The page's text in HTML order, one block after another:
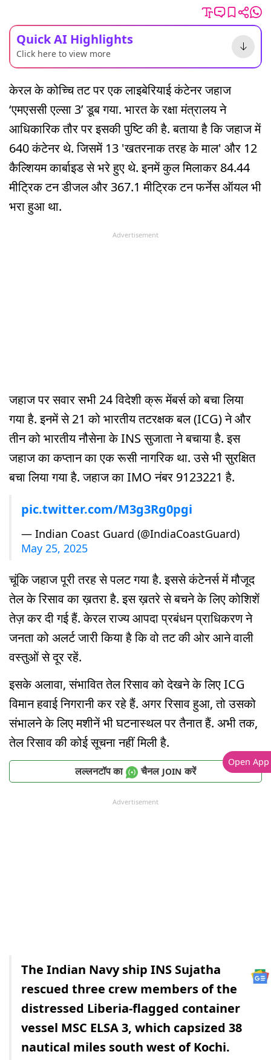
Quick AI Highlights
Click here to view more
केरल के कोच्चि तट पर एक लाइबेरियाई कंटेनर जहाज
‘एमएससी एल्सा 3’ डूब गया. भारत के रक्षा मंत्रालय ने
आधिकारिक तौर पर इसकी पुष्टि की है. बताया है कि जहाज में
640 कंटेनर थे. जिसमें 13 'खतरनाक तरह के माल' और 12
कैल्शियम कार्बाइड से भरे हुए थे. इनमें कुल मिलाकर 84.44
मीट्रिक टन डीजल और 367.1 मीट्रिक टन फर्नेस ऑयल भी
भरा हुआ था.
Advertisement
जहाज पर सवार सभी 24 विदेशी क्रू मेंबर्स को बचा लिया
गया है. इनमें से 21 को भारतीय तटरक्षक बल (ICG) ने और
तीन को भारतीय नौसेना के INS सुजाता ने बचाया है. इस
जहाज का कप्तान का एक रूसी नागरिक था. उसे भी सुरक्षित
बचा लिया गया है. जहाज का IMO नंबर 9123221 है.
pic.twitter.com/M3g3Rg0pgi
— Indian Coast Guard (@IndiaCoastGuard)
May 25, 2025
चूंकि जहाज पूरी तरह से पलट गया है. इससे कंटेनर्स में मौजूद
तेल के रिसाव का ख़तरा है. इस ख़तरे से बचने के लिए कोशिशें
तेज़ कर दी गई हैं. केरल राज्य आपदा प्रबंधन प्राधिकरण ने
जनता को अलर्ट जारी किया है कि वो तट की ओर आने वाली
वस्तुओं से दूर रहें.
इसके अलावा, संभावित तेल रिसाव को देखने के लिए ICG
विमान हवाई निगरानी कर रहे हैं. अगर रिसाव हुआ, तो उसको
संभालने के लिए मशीनें भी घटनास्थल पर तैनात हैं. अभी तक,
तेल रिसाव की कोई सूचना नहीं मिली है.
लल्लनटॉप का चैनल JOIN करें
Advertisement
The Indian Navy ship INS Sujatha
rescued three crew members of the
distressed Liberia-flagged container
vessel MSC ELSA 3, which capsized 38
nautical miles south west of Kochi.
Open App